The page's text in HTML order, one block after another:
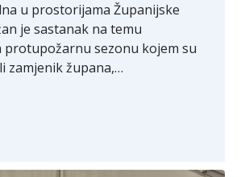
u prostorijama Županijske
je sastanak na temu
protupožarnu sezonu kojem su
zamjenik župana,…